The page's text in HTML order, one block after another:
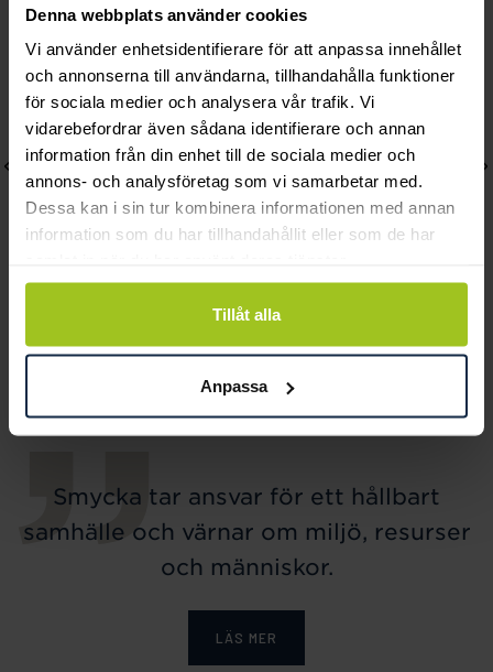
Denna webbplats använder cookies
Vi använder enhetsidentifierare för att anpassa innehållet
och annonserna till användarna, tillhandahålla funktioner
för sociala medier och analysera vår trafik. Vi
vidarebefordrar även sådana identifierare och annan
information från din enhet till de sociala medier och
annons- och analysföretag som vi samarbetar med.
Dessa kan i sin tur kombinera informationen med annan
information som du har tillhandahållit eller som de har
Tillåt alla
Anpassa
Easthill Day-Date
East Hill
Pris
2 490 kr
Smycka tar ansvar för ett hållbart
samhälle och värnar om miljö, resurser
och människor.
LÄS MER